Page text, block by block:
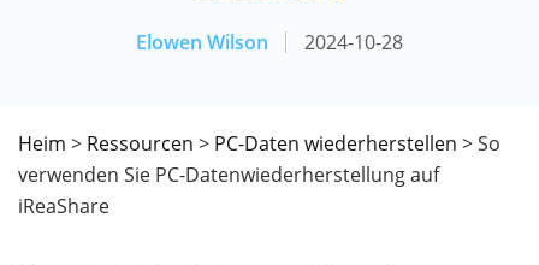
Elowen Wilson 2024-10-28
Heim > Ressourcen > PC-Daten wiederherstellen > So
verwenden Sie PC-Datenwiederherstellung auf
iReaShare